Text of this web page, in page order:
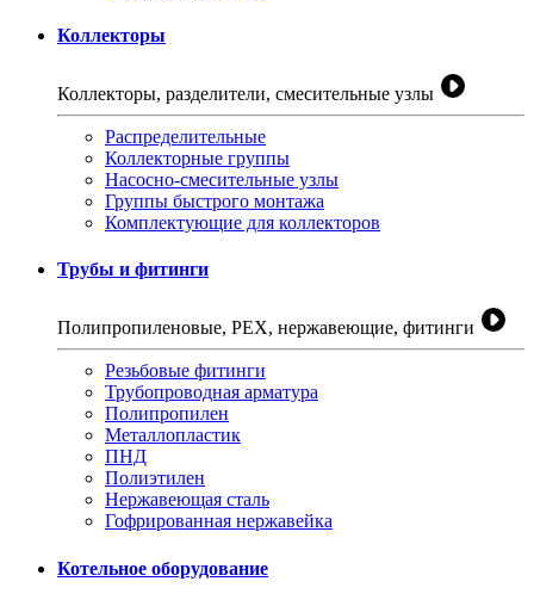
Коллекторы
Коллекторы, разделители, смесительные узлы
Распределительные
Коллекторные группы
Насосно-смесительные узлы
Группы быстрого монтажа
Комплектующие для коллекторов
Трубы и фитинги
Полипропиленовые, PEX, нержавеющие, фитинги
Резьбовые фитинги
Трубопроводная арматура
Полипропилен
Металлопластик
ПНД
Полиэтилен
Нержавеющая сталь
Гофрированная нержавейка
Котельное оборудование